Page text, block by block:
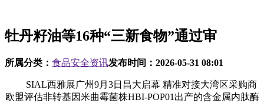
牡丹籽油等16种“三新食物”通过审
所属分类： 食品安全资讯发布时间： 2026-05-31 08:01
SIAL西雅展广州9月3日昌大启幕 精准对接大湾区采购商
欧盟评估非转基因米曲霉菌株HBI-POP01出产的含金属内肽酶